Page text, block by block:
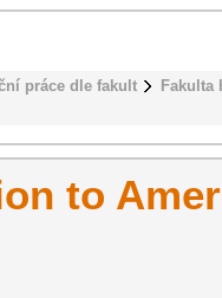
práce dle fakult
to